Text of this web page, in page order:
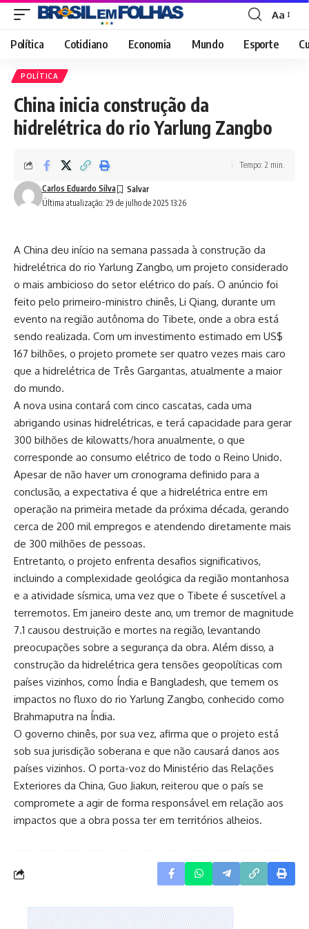
Font
Resizer
Aa
Política Cotidiano Economia Mundo Esporte
POLÍTICA
China inicia construção da
hidrelétrica do rio Yarlung Zangbo
Última atualização: 29 de julho de 2025 13:26
Carlos Eduardo Silva
Tempo: 2 min.
A China deu início na semana passada à construção da
hidrelétrica do rio Yarlung Zangbo, um projeto considerado
o mais ambicioso do setor elétrico do país. O anúncio foi
feito pelo primeiro-ministro chinês, Li Qiang, durante um
evento na região autônoma do Tibete, onde a obra está
sendo realizada. Com um investimento estimado em US$
167 bilhões, o projeto promete ser quatro vezes mais caro
que a hidrelétrica de Três Gargantas, atualmente a maior
do mundo.
A nova usina contará com cinco cascatas, cada uma
abrigando usinas hidrelétricas, e terá capacidade para gerar
300 bilhões de kilowatts/hora anualmente, o que
corresponde ao consumo elétrico de todo o Reino Unido.
Apesar de não haver um cronograma definido para a
conclusão, a expectativa é que a hidrelétrica entre em
operação na primeira metade da próxima década, gerando
cerca de 200 mil empregos e atendendo diretamente mais
de 300 milhões de pessoas.
Entretanto, o projeto enfrenta desafios significativos,
incluindo a complexidade geológica da região montanhosa
e a atividade sísmica, uma vez que o Tibete é suscetível a
terremotos. Em janeiro deste ano, um tremor de magnitude
7.1 causou destruição e mortes na região, levantando
preocupações sobre a segurança da obra. Além disso, a
construção da hidrelétrica gera tensões geopolíticas com
países vizinhos, como Índia e Bangladesh, que temem os
impactos no fluxo do rio Yarlung Zangbo, conhecido como
Brahmaputra na Índia.
O governo chinês, por sua vez, afirma que o projeto está
sob sua jurisdição soberana e que não causará danos aos
países vizinhos. O porta-voz do Ministério das Relações
Exteriores da China, Guo Jiakun, reiterou que o país se
compromete a agir de forma responsável em relação aos
impactos que a obra possa ter em territórios alheios.